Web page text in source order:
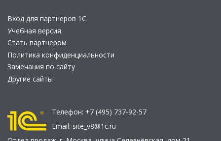
Вход для партнеров 1С
Учебная версия
Стать партнером
Политика конфиденциальности
Замечания по сайту
Другие сайты
Телефон: +7 (495) 737-92-57
Email: site_v8@1c.ru